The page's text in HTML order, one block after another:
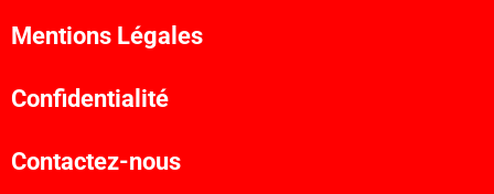
Mentions Légales
Confidentialité
Contactez-nous